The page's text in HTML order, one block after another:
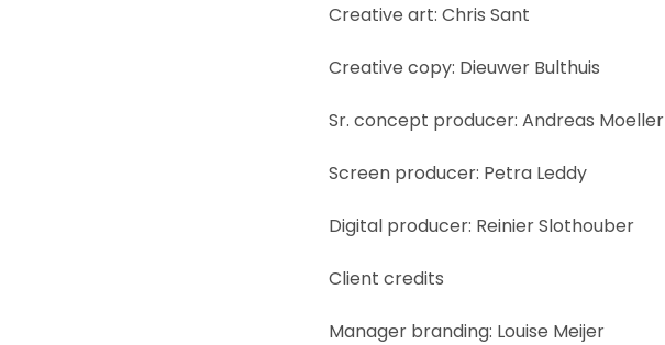
Creative art: Chris Sant
Creative copy: Dieuwer Bulthuis
Sr. concept producer: Andreas Moeller
Screen producer: Petra Leddy
Digital producer: Reinier Slothouber
Client credits
Manager branding: Louise Meijer